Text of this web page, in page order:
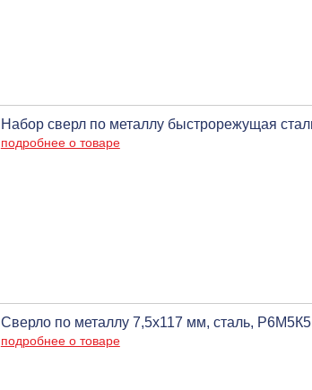
Набор сверл по металлу быстрорежущая
подробнее о товаре
Сверло по металлу 7,5х117 мм, сталь,
подробнее о товаре